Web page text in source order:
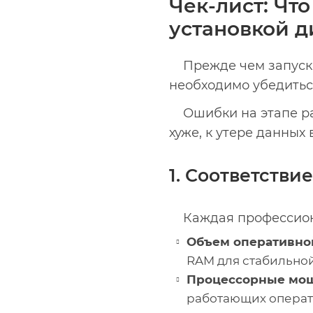
Чек-лист:
установкой
Прежде чем
необходимо
Ошибки на этапе
хуже, к утере
1.
Каждая
Объем
RAM для
Процессорные
работающих